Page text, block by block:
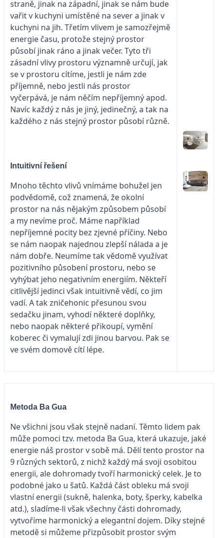
straně, jinak na západní, jinak se nám bude
vařit v kuchyni umístěné na sever a jinak v
kuchyni na jih. Třetím vlivem je samozřejmě
energie času, protože stejný prostor
působí jinak ráno a jinak večer. Tyto tři
zásadní vlivy prostoru významně určují, jak
se v prostoru cítíme, jestli je nám zde
příjemně, nebo jestli nás prostor
vyčerpává, je nám něčím nepříjemný apod.
Navíc každý z nás je jiný, jedinečný, a tak na
každého z nás stejný prostor působí různě.
Intuitivní řešení
Mnoho těchto vlivů vnímáme bohužel jen
podvědomě, což znamená, že okolní
prostor na nás nějakým způsobem působí
a my nevíme proč. Máme například
nepříjemné pocity bez zjevné příčiny. Nebo
se nám naopak najednou zlepší nálada a je
nám dobře. Neumíme tak vědomě využívat
pozitivního působení prostoru, nebo se
vyhýbat jeho negativním energiím. Někteří
citlivější jedinci však intuitivně vědí, co jim
vadí. A tak zničehonic přesunou svou
sedačku jinam, vyhodí některé doplňky,
nebo naopak některé přikoupí, vymění
koberec či vymalují zdi jinou barvou. Pak se
ve svém domově cítí lépe.
Metoda Ba Gua
Ne všichni jsou však stejně nadaní. Těmto lidem pak
může pomoci tzv. metoda Ba Gua, která ukazuje, jaké
energie náš prostor v sobě má. Dělí tento prostor na
9 různých sektorů, z nichž každý má svoji osobitou
energii, ale dohromady tvoří harmonický celek. Je to
podobné jako u šatů. Každá část obleku má svoji
vlastní energii (sukně, halenka, boty, šperky, kabelka
atd.), sladíme-li však všechny části dohromady,
vytvoříme harmonický a elegantní dojem. Díky stejné
metodě si můžeme přizpůsobit prostor svým